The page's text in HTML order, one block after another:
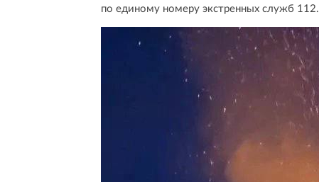
по единому номеру экстренных служб 112.